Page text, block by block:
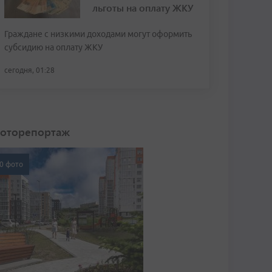
льготы на оплату ЖКУ
Граждане с низкими доходами могут оформить
субсидию на оплату ЖКУ
сегодня, 01:28
фото